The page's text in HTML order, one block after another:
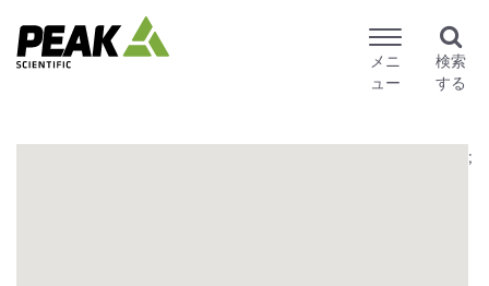
メニ
ュー
検索
する
;